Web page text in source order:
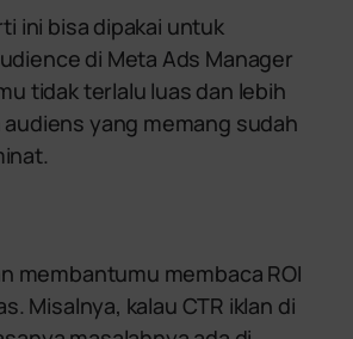
ini bisa dipakai untuk
di Meta Ads Manager
tidak terlalu luas dan lebih
yang memang sudah
membantumu membaca ROI
Misalnya, kalau CTR iklan di